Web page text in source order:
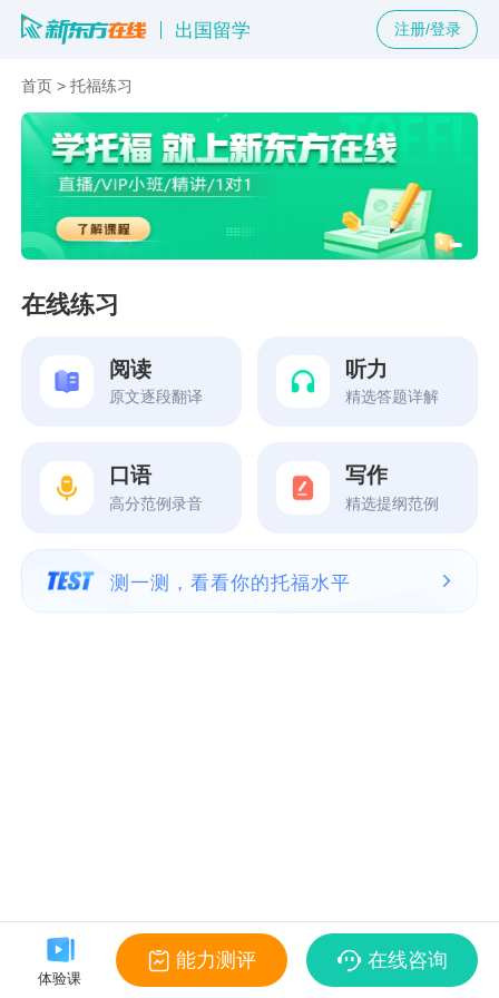
出国留学 注册/登录
首页 >托福练习
在线练习
阅读
原文逐段翻译
听力
精选答题详解
口语
高分范例录音
写作
精选提纲范例
测一测，看看你的托福水平
体验课
能力测评 在线咨询